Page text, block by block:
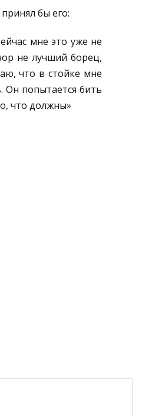
бы его:
мне это уже не
не лучший борец,
что в стойке мне
Он попытается бить
что должны»